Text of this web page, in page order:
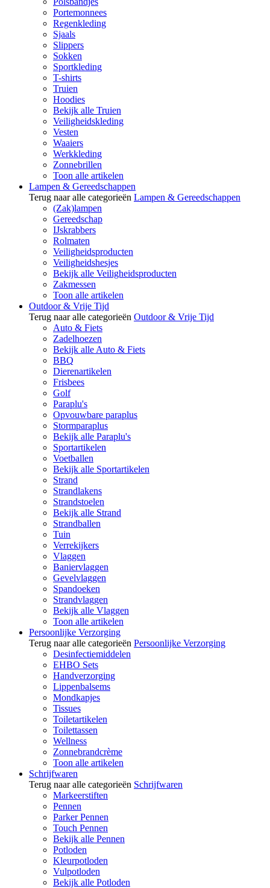
Portemonnees
Regenkleding
Sjaals
Slippers
Sokken
Sportkleding
T-shirts
Truien
Hoodies
Bekijk alle Truien
Veiligheidskleding
Vesten
Waaiers
Werkkleding
Zonnebrillen
Toon alle artikelen
Lampen & Gereedschappen
Terug naar alle categorieën Lampen & Gereedschappen
(Zak)lampen
Gereedschap
IJskrabbers
Rolmaten
Veiligheidsproducten
Veiligheidshesjes
Bekijk alle Veiligheidsproducten
Zakmessen
Toon alle artikelen
Outdoor & Vrije Tijd
Terug naar alle categorieën Outdoor & Vrije Tijd
Auto & Fiets
Zadelhoezen
Bekijk alle Auto & Fiets
BBQ
Dierenartikelen
Frisbees
Golf
Paraplu's
Opvouwbare paraplus
Stormparaplus
Bekijk alle Paraplu's
Sportartikelen
Voetballen
Bekijk alle Sportartikelen
Strand
Strandlakens
Strandstoelen
Bekijk alle Strand
Strandballen
Tuin
Verrekijkers
Vlaggen
Baniervlaggen
Gevelvlaggen
Spandoeken
Strandvlaggen
Bekijk alle Vlaggen
Toon alle artikelen
Persoonlijke Verzorging
Terug naar alle categorieën Persoonlijke Verzorging
Desinfectiemiddelen
EHBO Sets
Handverzorging
Lippenbalsems
Mondkapjes
Tissues
Toiletartikelen
Toilettassen
Wellness
Zonnebrandcrème
Toon alle artikelen
Schrijfwaren
Terug naar alle categorieën Schrijfwaren
Markeerstiften
Pennen
Parker Pennen
Touch Pennen
Bekijk alle Pennen
Potloden
Kleurpotloden
Vulpotloden
Bekijk alle Potloden